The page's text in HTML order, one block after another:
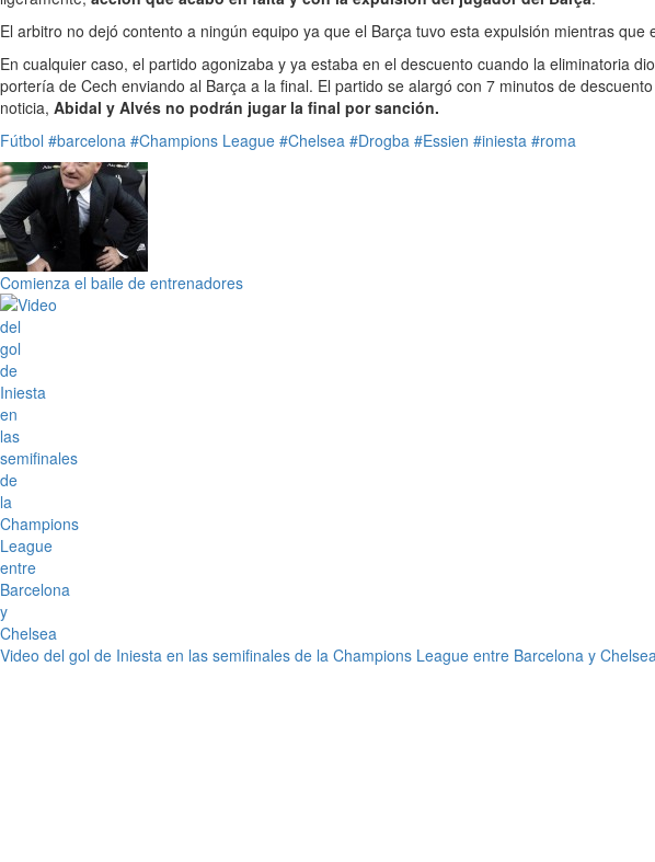
El arbitro no dejó contento a ningún equipo ya que el Barça tuvo esta expulsión mientras
En cualquier caso, el partido agonizaba y ya estaba en el descuento cuando la eliminatoria
portería de Cech enviando al Barça a la final. El partido se alargó con 7 minutos de
noticia, Abidal y Alvés no podrán jugar la final por sanción.
Fútbol #barcelona #Champions League #Chelsea #Drogba #Essien #iniesta #roma
Comienza el baile de entrenadores
Video del gol de Iniesta en las semifinales de la Champions League entre Barcelona y